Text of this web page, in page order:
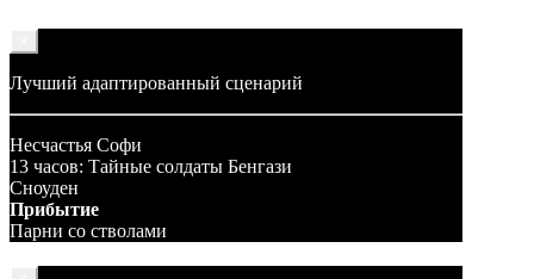
Лучший адаптированный сценарий
Несчастья Софи
13 часов: Тайные солдаты Бенгази
Сноуден
Прибытие
Парни со стволами